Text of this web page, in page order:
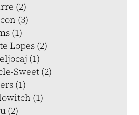
(2)
(3)
(1)
Lopes (2)
(1)
Sweet (2)
(1)
(1)
(2)